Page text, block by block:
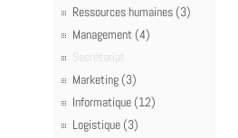
Ressources humaines (3)
Management (4)
Secrétariat
Marketing (3)
Informatique (12)
Logistique (3)